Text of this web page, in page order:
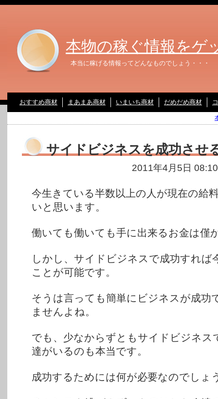
本物の稼ぐ情報をゲ
本当に稼げる情報ってどんなものでしょう・・・
おすすめ商材 まあまあ商材 いまいち商材 だめだめ商材
サイドビジネスを成功させ
2011年4月5日
今生きている半数以上の人が現在の給
いと思います。
働いても働いても手に出来るお金は僅
しかし、サイドビジネスで成功すれば
ことが可能です。
そうは言っても簡単にビジネスが成功
ませんよね。
でも、少なからずともサイドビジネス
達がいるのも本当です。
成功するためには何が必要なのでしょ